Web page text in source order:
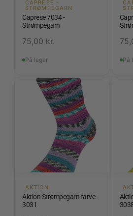
CAPRESE -
STRØMPEGARN
Caprese 7034 -
Strømpegarn
75,00 kr.
På lager På
AKTION
Aktion Strømpegarn farve
3031